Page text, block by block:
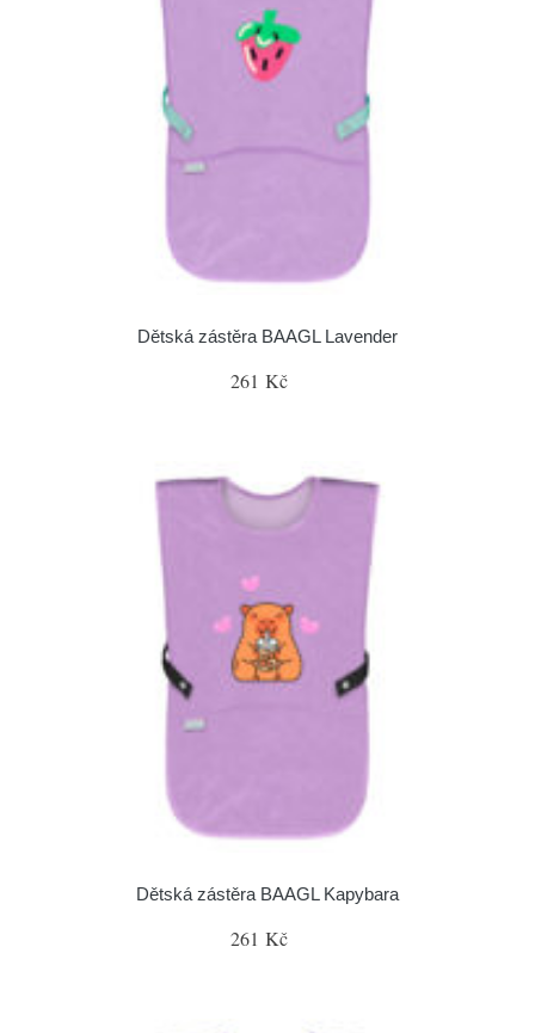
Dětská zástěra BAAGL Lavender
261 Kč
Dětská zástěra BAAGL Kapybara
261 Kč